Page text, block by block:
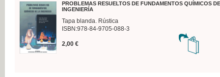
PROBLEMAS RESUELTOS DE FUNDAMENTOS QUÍMICOS
INGENIERÍA
Tapa blanda. Rústica
ISBN:978-84-9705-088-3
2,00 €